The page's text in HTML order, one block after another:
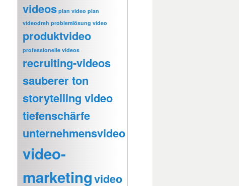
videos plan video plan
videodreh problemlösung video
produktvideo
professionelle videos
recruiting-videos
sauberer ton
storytelling video
tiefenschärfe
unternehmensvideo
video-
marketingvideo